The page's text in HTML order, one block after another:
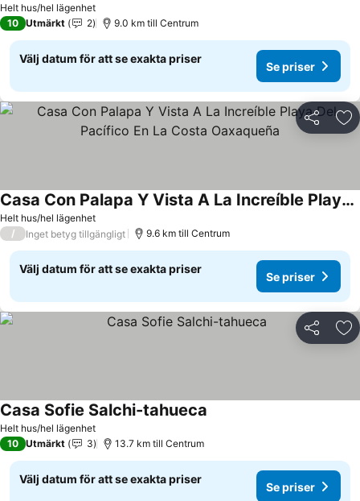
Helt hus/hel lägenhet
10 Utmärkt 2 9.0 km till Centrum
Välj datum för att se exakta priser
Se priser
Dela
Helt hus/hel lägenhet
Casa Con Palapa Y Vista A La Increíble Playa Del Pacífico En La Costa Oaxaqueña
/ Inget betyg tillgängligt 9.6 km till Centrum
Välj datum för att se exakta priser
Se priser
Dela
Helt hus/hel lägenhet
Casa Sofie Salchi-tahueca
10 Utmärkt 3 13.7 km till Centrum
Välj datum för att se exakta priser
Se priser